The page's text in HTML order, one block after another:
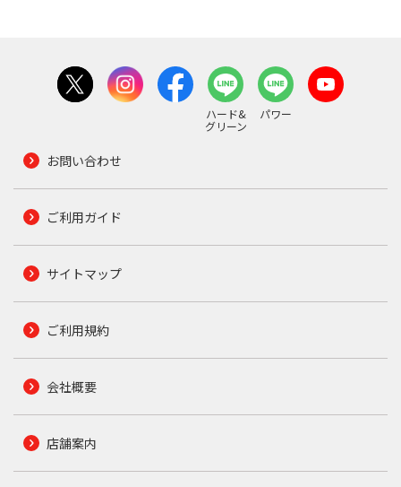
ハード&
グリーン
パワー
お問い合わせ
ご利用ガイド
サイトマップ
ご利用規約
会社概要
店舗案内